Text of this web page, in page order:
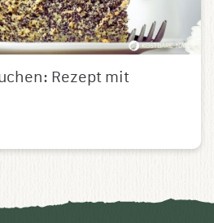
Rezept mit